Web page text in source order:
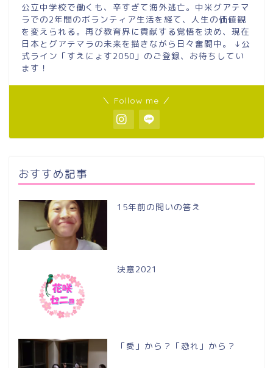
公立中学校で働くも、辛すぎて海外逃亡。中米グアテマ
ラでの2年間のボランティア生活を経て、人生の価値観
を変えられる。再び教育界に貢献する覚悟を決め、現在
日本とグアテマラの未来を描きながら日々奮闘中。 ↓公
式ライン「すえにょす2050」のご登録、お待ちしてい
ます！
＼ Follow me ／
おすすめ記事
15年前の問いの答え
決意2021
「愛」から？「恐れ」から？